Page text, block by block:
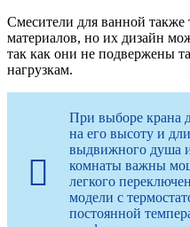
Смесители для ванной
материалов, но их дизайн
так как они не подвержены
нагрузкам.
При выборе крана
на его высоту и
выдвижного душа
комнаты важны
легкого
модели с
постоянной